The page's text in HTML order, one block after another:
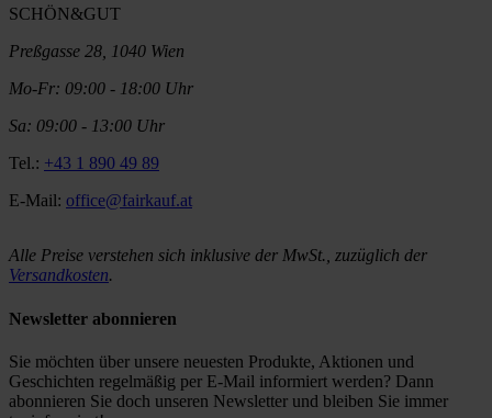
SCHÖN&GUT
Preßgasse 28, 1040 Wien
Mo-Fr: 09:00 - 18:00 Uhr
Sa: 09:00 - 13:00 Uhr
Tel.: +43 1 890 49 89
E-Mail: office@fairkauf.at
Alle Preise verstehen sich inklusive der MwSt., zuzüglich der
Versandkosten.
Newsletter abonnieren
Sie möchten über unsere neuesten Produkte, Aktionen und
Geschichten regelmäßig per E-Mail informiert werden? Dann
abonnieren Sie doch unseren Newsletter und bleiben Sie immer